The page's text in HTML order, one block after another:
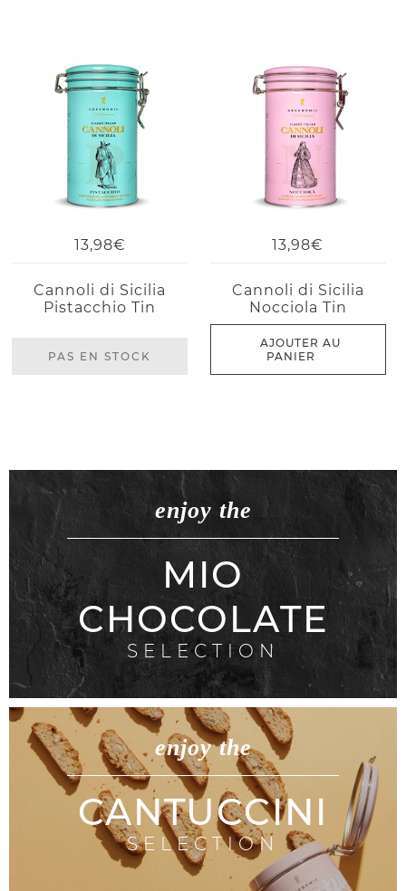
13,98€
Cannoli di Sicilia
Pistacchio Tin
PAS EN STOCK
13,98€
Cannoli di Sicilia
Nocciola Tin
AJOUTER AU
PANIER
enjoy the
MIO
CHOCOLATE
SELECTION
enjoy the
CANTUCCINI
SELECTION